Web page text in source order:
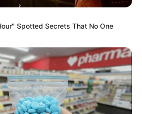
auchBademöglichkeitenzu den
Spotted Secrets That No One